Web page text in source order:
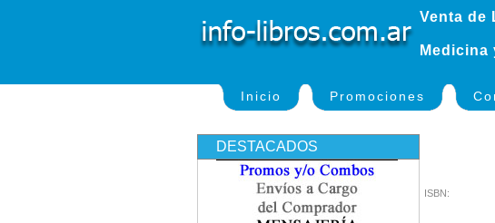
Venta de
Medicina
Inicio Promociones
DESTACADOS
ISBN: